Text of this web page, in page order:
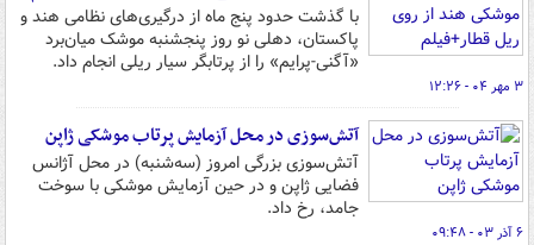
با گذشت حدود پنج ماه از درگیری‌های نظامی هند و
پاکستان، دهلی نو روز پنجشنبه موشک میان‌برد
«آگنی-پرایم» را از پرتابگر سیار ریلی انجام داد.
۳ مهر ۰۴ - ۱۲:۲۶
آتش‌سوزی در محل آزمایش پرتاب موشکی ژاپن
آتش‌سوزی بزرگی امروز (سه‌شنبه) در محل آژانس
فضایی ژاپن و در حین آزمایش موشکی با سوخت
جامد، رخ داد.
۶ آذر ۰۳ - ۰۹:۴۸